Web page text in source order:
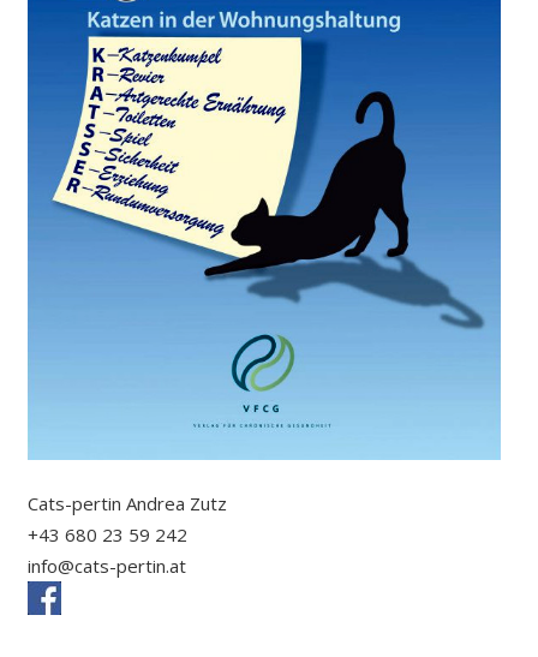
Cats-pertin Andrea Zutz
+43 680 23 59 242
info@cats-pertin.at